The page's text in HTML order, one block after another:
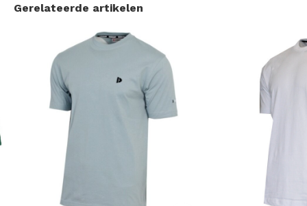
Gerelateerde artikelen